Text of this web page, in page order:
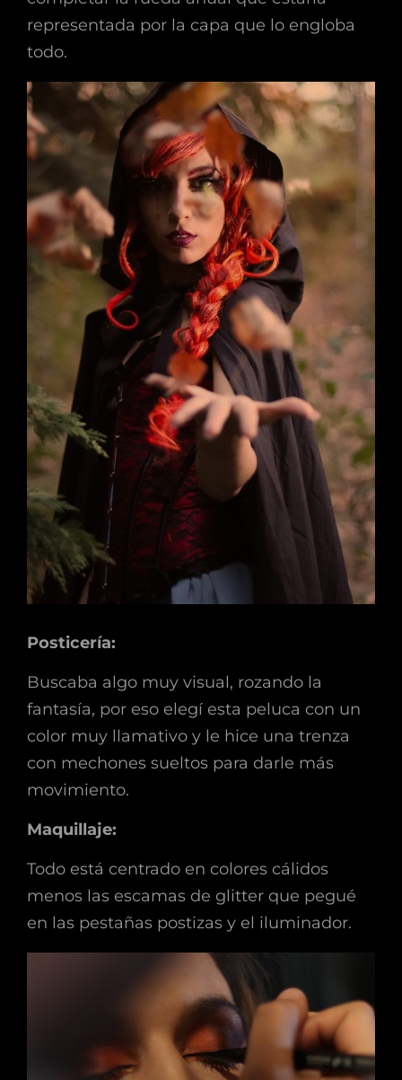
representada por la capa que lo engloba
todo.
Posticería:
Buscaba algo muy visual, rozando la
fantasía, por eso elegí esta peluca con un
color muy llamativo y le hice una trenza
con mechones sueltos para darle más
movimiento.
Maquillaje:
Todo está centrado en colores cálidos
menos las escamas de glitter que pegué
en las pestañas postizas y el iluminador.